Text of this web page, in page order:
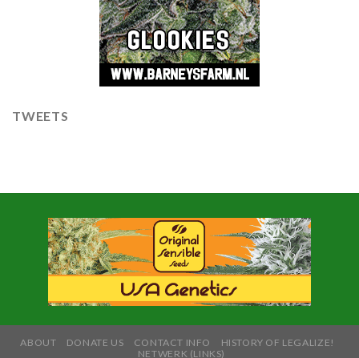
TWEETS
ABOUT DONATE US CONTACT INFO
HISTORY OF LEGALIZE!
NETWERK (LINKS)